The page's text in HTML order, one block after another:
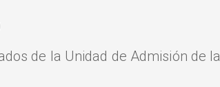
de la Unidad de Admisión de la